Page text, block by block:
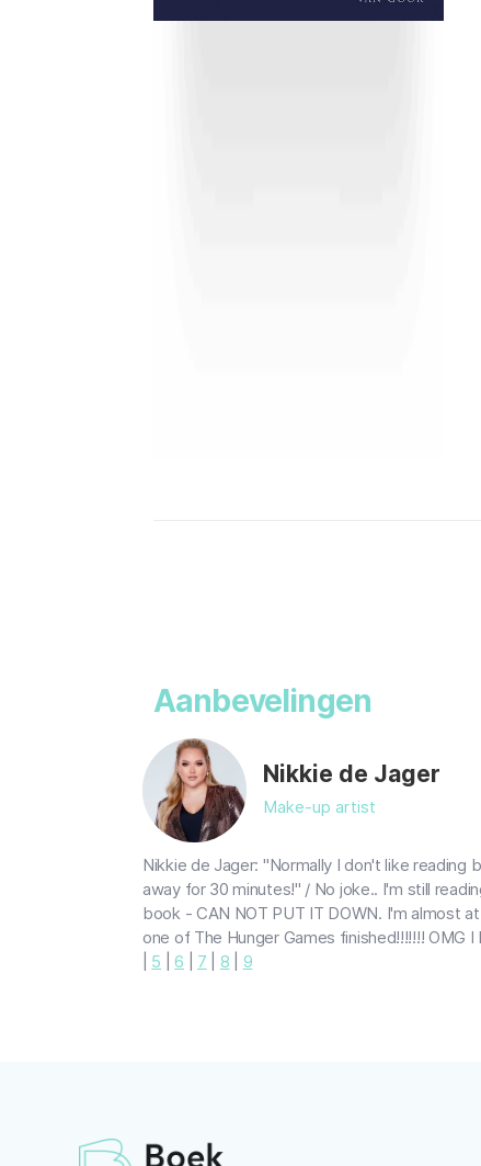
Aanbevelingen
Nikkie de Jager
Make-up artist
Nikkie de Jager: "Normally I don't like reading
away for 30 minutes!" / No joke.. I'm still
book - CAN NOT PUT IT DOWN. I'm almost
one of The Hunger Games finished!!!!!!! OMG I
5 |6 7 8 9